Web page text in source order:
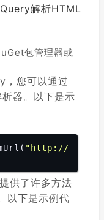
解析HTML
包管理器或
，您可以通过
器。以下是示
"http://
供了许多方法
以下是示例代